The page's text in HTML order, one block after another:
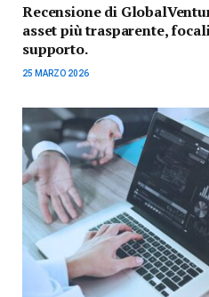
Recensione di
asset più trasparente,
supporto.
25 MARZO 2026